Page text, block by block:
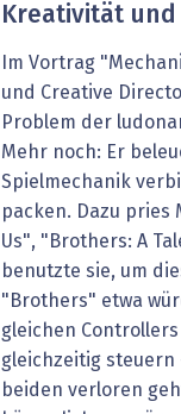
Kreativität
Im Vortrag
und Creative
Problem der
Mehr noch: Er
Spielmechanik
packen. Dazu pries
Us", "Brothers: A
benutzte sie, um
"Brothers" etwa
gleichen
gleichzeitig
beiden verloren